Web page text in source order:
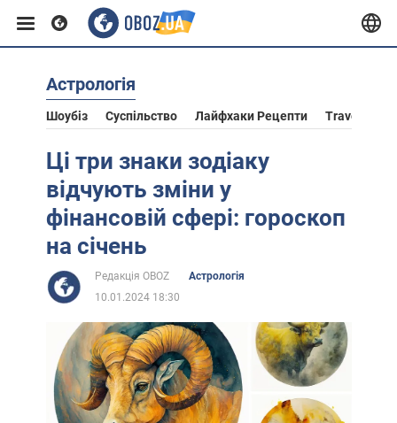
Європа
США
Африка
Лайфхаки
Астрологія
Шоубіз Суспільство Лайфхаки Рецепти Travel
Ці три знаки зодіаку
відчують зміни у
фінансовій сфері: гороскоп
на січень
Редакція OBOZ
Астрологія
10.01.2024 18:30